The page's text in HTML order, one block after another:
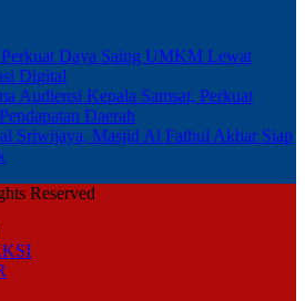
Perkuat Daya Saing UMKM Lewat
Digital
Audiensi Kepala Samsat, Perkuat
Daerah
Sriwijaya, Masjid Al Fathul Akbar Siap
Reserved